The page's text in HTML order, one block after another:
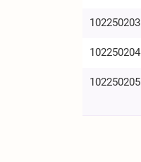
102250203
102250204
102250205